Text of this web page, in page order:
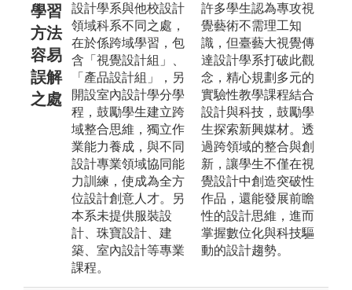
學習
方法
容易
誤解
之處
設計學系與他校設計
領域科系不同之處，
在於係跨域學習，包
含「視覺設計組」、
「產品設計組」，另
開設室內設計學分學
程，鼓勵學生建立跨
域整合思維，獨立作
業能力養成，與不同
設計專業領域協同能
力訓練，使成為全方
位設計創意人才。另
本系未提供服裝設
計、珠寶設計、建
築、室內設計等專業
課程。
許多學生認為專攻視
覺藝術不需理工知
識，但臺藝大視覺傳
達設計學系打破此觀
念，精心規劃多元的
實驗性教學課程結合
設計與科技，鼓勵學
生探索新興媒材。透
過跨領域的整合與創
新，讓學生不僅在視
覺設計中創造突破性
作品，還能發展前瞻
性的設計思維，進而
掌握數位化與科技驅
動的設計趨勢。